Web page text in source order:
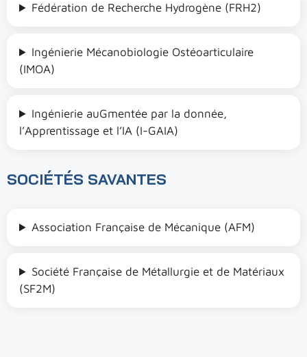
Fédération de Recherche Hydrogène (FRH2)
Ingénierie Mécanobiologie Ostéoarticulaire
(IMOA)
Ingénierie auGmentée par la donnée,
l’Apprentissage et l’IA (I-GAIA)
SOCIÉTÉS SAVANTES
Association Française de Mécanique (AFM)
Société Française de Métallurgie et de Matériaux
(SF2M)